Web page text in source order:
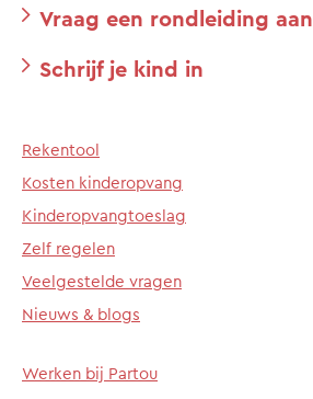
Vraag een rondleiding aan
Schrijf je kind in
Rekentool
Kosten kinderopvang
Kinderopvangtoeslag
Zelf regelen
Veelgestelde vragen
Nieuws & blogs
Werken bij Partou